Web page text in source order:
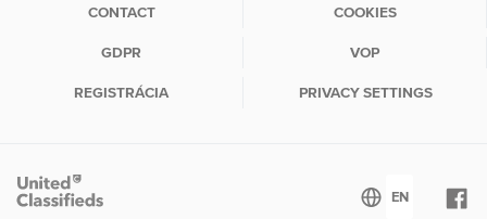
CONTACT COOKIES
GDPR VOP
REGISTRÁCIA PRIVACY SETTINGS